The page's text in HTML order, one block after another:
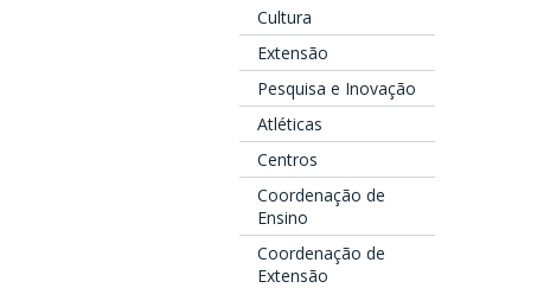
Cultura
Extensão
Pesquisa e Inovação
Atléticas
Centros
Coordenação de
Ensino
Coordenação de
Extensão